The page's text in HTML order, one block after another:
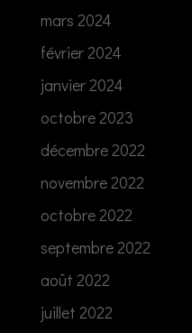
mars 2024
février 2024
janvier 2024
octobre 2023
décembre 2022
novembre 2022
octobre 2022
septembre 2022
août 2022
juillet 2022